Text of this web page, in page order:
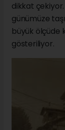
dikkat
günümüze
büyük ölçüde
gösteriliyor.